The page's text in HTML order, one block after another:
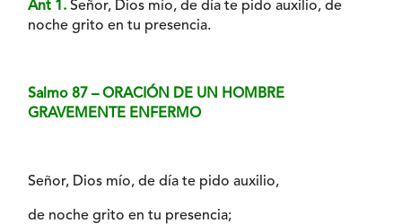
Ant 1. Señor, Dios mío, de día te pido auxilio, de
noche grito en tu presencia.
Salmo 87 – ORACIÓN DE UN HOMBRE
GRAVEMENTE ENFERMO
Señor, Dios mío, de día te pido auxilio,
de noche grito en tu presencia;